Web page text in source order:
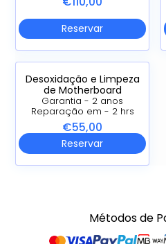
Reservar
Desoxidação e Limpeza
de Motherboard
Garantia - 2 anos
Reparação em - 2 hrs
€55,00
Reservar
Métodos de